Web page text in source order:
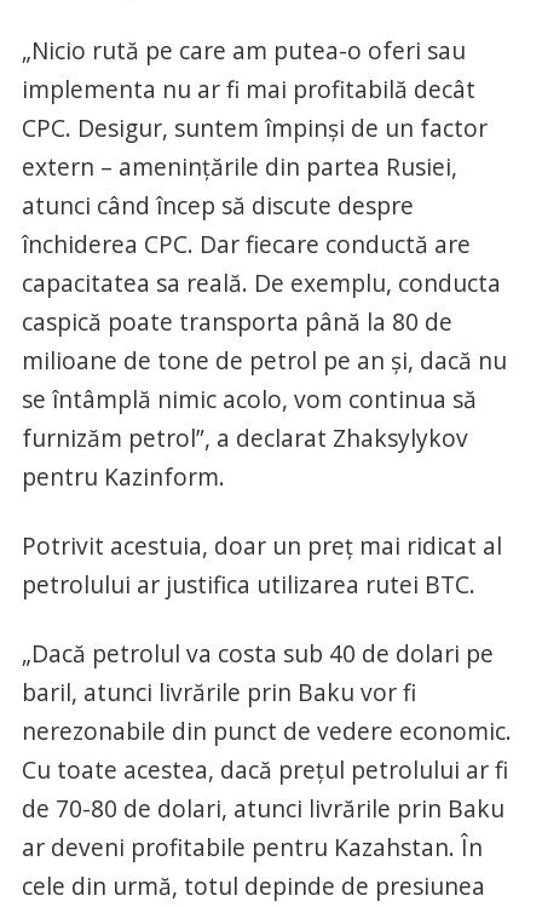
„Nicio rută pe care am putea-o oferi sau
implementa nu ar fi mai profitabilă decât
CPC. Desigur, suntem împinși de un factor
extern – amenințările din partea Rusiei,
atunci când încep să discute despre
închiderea CPC. Dar fiecare conductă are
capacitatea sa reală. De exemplu, conducta
caspică poate transporta până la 80 de
milioane de tone de petrol pe an și, dacă nu
se întâmplă nimic acolo, vom continua să
furnizăm petrol”, a declarat Zhaksylykov
pentru Kazinform.
Potrivit acestuia, doar un preț mai ridicat al
petrolului ar justifica utilizarea rutei BTC.
„Dacă petrolul va costa sub 40 de dolari pe
baril, atunci livrările prin Baku vor fi
nerezonabile din punct de vedere economic.
Cu toate acestea, dacă prețul petrolului ar fi
de 70-80 de dolari, atunci livrările prin Baku
ar deveni profitabile pentru Kazahstan. În
cele din urmă, totul depinde de presiunea